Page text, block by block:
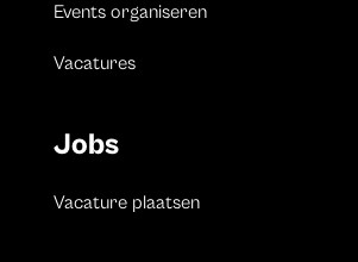
Events organiseren
Vacatures
Jobs
Vacature plaatsen